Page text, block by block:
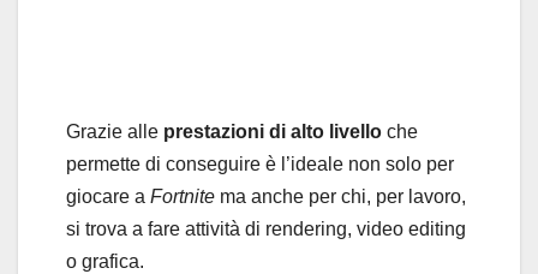
Grazie alle prestazioni di alto livello che
permette di conseguire è l’ideale non solo per
giocare a Fortnite ma anche per chi, per lavoro,
si trova a fare attività di rendering, video editing
o grafica.